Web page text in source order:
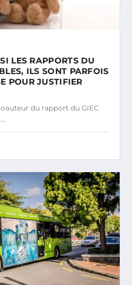
LES RAPPORTS DU
ILS SONT PARFOIS
POUR JUSTIFIER
du rapport du GIEC